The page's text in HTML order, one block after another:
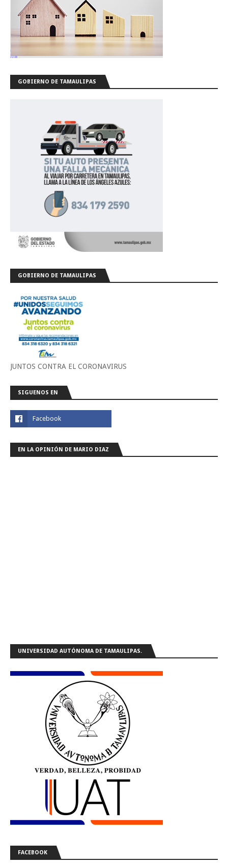
GOBIERNO DE TAMAULIPAS
GOBIERNO DE TAMAULIPAS
JUNTOS CONTRA EL CORONAVIRUS
SIGUENOS EN
EN LA OPINIÓN DE MARIO DIAZ
UNIVERSIDAD AUTÓNOMA DE TAMAULIPAS.
FACEBOOK